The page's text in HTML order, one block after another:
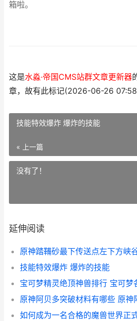
箱啦。
这是水淼·帝国CMS站群文章更新器
章，故有此标记(2026-06-26
技能特效爆炸 爆炸的技能
« 上一篇
没有了！
延伸阅读
技能特效爆炸 爆炸的技能
宝可梦精灵绝顶神兽排行 宝可梦
原神阿贝多突破材料有哪些 原神